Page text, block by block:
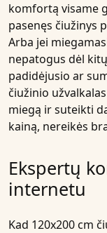
komfortą visame
pasenęs čiužinys
Arba jei
nepatogus dėl
padidėjusio ar
čiužinio
miegą ir suteikti
kainą, nereikės
Ekspertų
internetu
Kad 120x200 cm